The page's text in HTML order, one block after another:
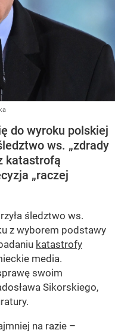
do wyroku polskiej
ws. „zdrady
katastrofą
„raczej
śledztwo ws.
z wyborem podstawy
katastrofy
media.
swoim
Sikorskiego,
na razie –